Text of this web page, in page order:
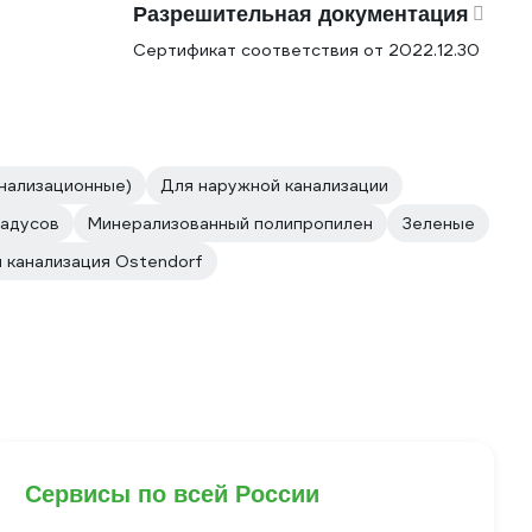
Разрешительная документация
Сертификат соответствия от 2022.12.30
Для наружной канализации
Минерализованный полипропилен
Зеленые
канализация Ostendorf
Сервисы по всей России